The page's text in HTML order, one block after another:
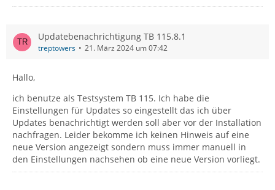
Updatebenachrichtigung TB 115.8.1
treptowers 21. März 2024 um 07:42
Hallo,
ich benutze als Testsystem TB 115. Ich habe die
Einstellungen für Updates so eingestellt das ich über
Updates benachrichtigt werden soll aber vor der Installation
nachfragen. Leider bekomme ich keinen Hinweis auf eine
neue Version angezeigt sondern muss immer manuell in
den Einstellungen nachsehen ob eine neue Version vorliegt.